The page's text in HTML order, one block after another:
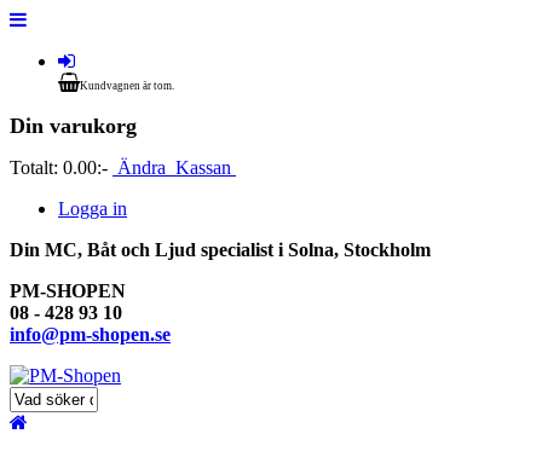
Kundvagnen är tom.
Din varukorg
Totalt: 0.00:- Ändra Kassan
Logga in
Din MC, Båt och Ljud specialist i Solna, Stockholm
PM-SHOPEN
08 - 428 93 10
info@pm-shopen.se